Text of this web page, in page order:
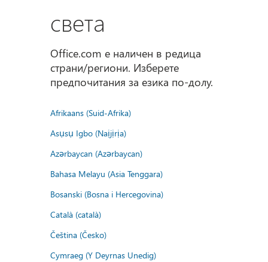
света
Office.com е наличен в редица
страни/региони. Изберете
предпочитания за езика по-долу.
Afrikaans (Suid-Afrika)
Asụsụ Igbo (Naịjịrịa)
Azərbaycan (Azərbaycan)
Bahasa Melayu (Asia Tenggara)
Bosanski (Bosna i Hercegovina)
Català (català)
Čeština (Česko)
Cymraeg (Y Deyrnas Unedig)